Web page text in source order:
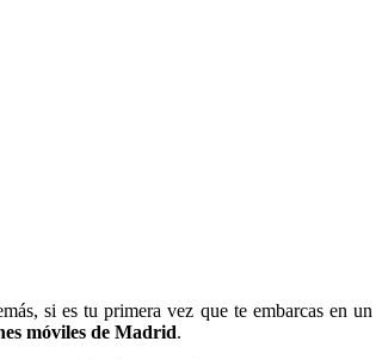
si es tu primera vez que te embarcas en un
móviles de Madrid.